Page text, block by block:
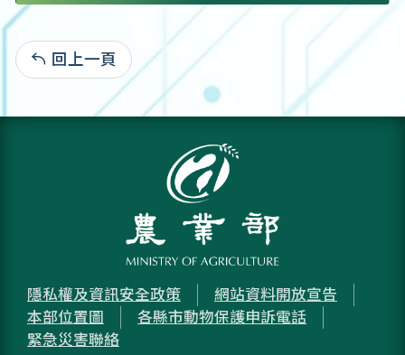
回上一頁
隱私權及資訊安全政策
網站資料開放宣告
本部位置圖
各縣市動物保護申訴電話
緊急災害聯絡